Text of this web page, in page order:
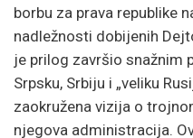
borbu za prava republike
nadležnosti dobijenih
je prilog završio snažnim
Srpsku, Srbiju i „veliku
zaokružena vizija o
njegova administracija.